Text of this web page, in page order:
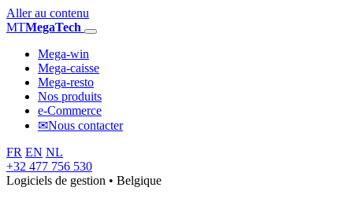
Aller au contenu
MTMegaTech
Mega-win
Mega-caisse
Mega-resto
Nos produits
e-Commerce
✉Nous contacter
FR EN NL
+32 477 756 530
Logiciels de gestion • Belgique